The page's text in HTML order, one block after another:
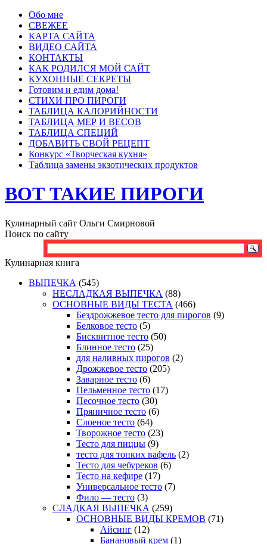
Обо мне
СВЕЖЕЕ
КАРТА САЙТА
ВИДЕО САЙТА
КОНТАКТЫ
КАК РОДИЛСЯ МОЙ САЙТ
КУХОННЫЕ СЕКРЕТЫ
Готовим и едим дома!
СТИХИ ПРО ПИРОГИ
ТАБЛИЦА КАЛОРИЙНОСТИ
ТАБЛИЦА МЕР И ВЕСОВ
ТАБЛИЦА СПЕЦИЙ
ДОБАВИТЬ СВОЙ РЕЦЕПТ
Конкурс «Творческая кухня»
Таблица замены экзотических продуктов
ВОТ ТАКИЕ ПИРОГИ
Кулинарный сайт Ольги Смирновой
Поиск по сайту
Кулинарная книга
ВЫПЕЧКА (545)
НЕСЛАДКАЯ ВЫПЕЧКА (88)
ОСНОВНЫЕ ВИДЫ ТЕСТА (466)
Бездрожжевое тесто для пирогов (9)
Белковое тесто (5)
Бисквитное тесто (50)
Блинное тесто (25)
для наливных пирогов (2)
Дрожжевое тесто (205)
Заварное тесто (6)
Пельменное тесто (17)
Песочное тесто (30)
Пряничное тесто (6)
Слоеное тесто (64)
Творожное тесто (23)
Тесто для пиццы (9)
тесто для тонких вафель (2)
Тесто для чебуреков (6)
Тесто на кефире (17)
Универсальное тесто (7)
Фило — тесто (3)
СЛАДКАЯ ВЫПЕЧКА (259)
ОСНОВНЫЕ ВИДЫ КРЕМОВ (71)
Айсинг (12)
Банановый крем (1)